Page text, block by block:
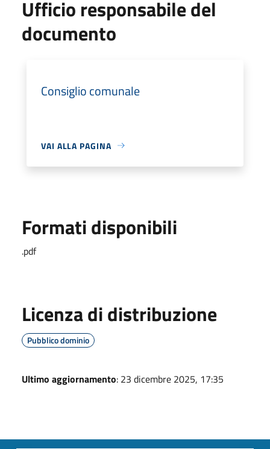
Ufficio responsabile del
documento
Consiglio comunale
VAI ALLA PAGINA
Formati disponibili
.pdf
Licenza di distribuzione
Pubblico dominio
Ultimo aggiornamento: 23 dicembre 2025, 17:35